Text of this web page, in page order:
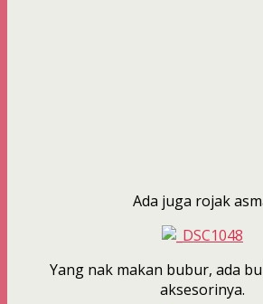
Ada juga rojak
Yang nak makan bubur, ada
aksesorinya.